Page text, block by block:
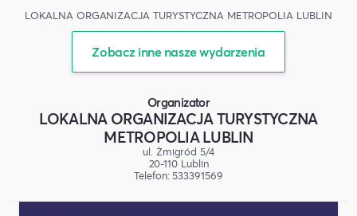
LOKALNA ORGANIZACJA TURYSTYCZNA METROPOLIA LUBLIN
Zobacz inne nasze wydarzenia
Organizator
LOKALNA ORGANIZACJA TURYSTYCZNA
METROPOLIA LUBLIN
ul. Żmigród 5/4
20-110 Lublin
Telefon: 533391569